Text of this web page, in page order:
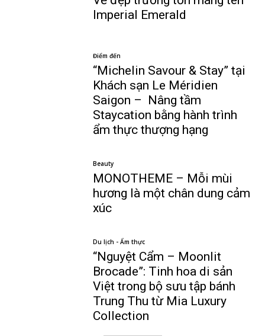
Imperial Emerald
Điểm đến
“Michelin Savour & Stay” tại
Khách sạn Le Méridien
Saigon – Nâng tầm
Staycation bằng hành trình
ẩm thực thượng hạng
Beauty
MONOTHEME – Mỗi mùi
hương là một chân dung cảm
xúc
Du lịch - Ẩm thực
“Nguyệt Cẩm – Moonlit
Brocade”: Tinh hoa di sản
Việt trong bộ sưu tập bánh
Trung Thu từ Mia Luxury
Collection